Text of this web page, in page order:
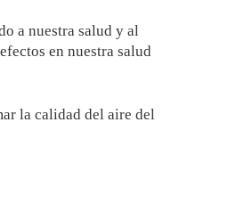
a nuestra salud y al
en nuestra salud
la calidad del aire del